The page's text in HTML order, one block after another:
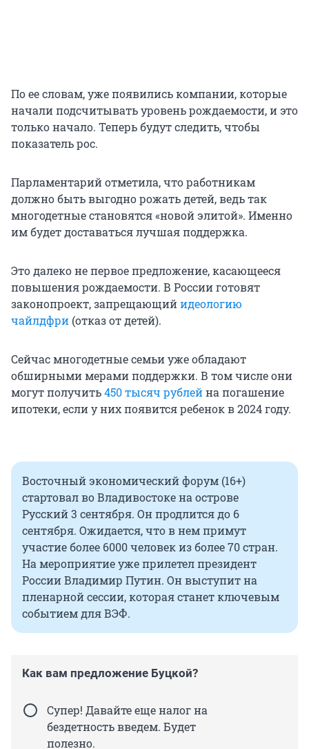
По ее словам, уже появились компании, которые
начали подсчитывать уровень рождаемости, и это
только начало. Теперь будут следить, чтобы
показатель рос.
Парламентарий отметила, что работникам
должно быть выгодно рожать детей, ведь так
многодетные становятся «новой элитой». Именно
им будет доставаться лучшая поддержка.
Это далеко не первое предложение, касающееся
повышения рождаемости. В России готовят
законопроект, запрещающийидеологию
чайлдфри (отказ от детей).
Сейчас многодетные семьи уже обладают
обширными мерами поддержки. В том числе они
могут получить450 тысяч рублейна погашение
ипотеки, если у них появится ребенок в 2024 году.
Восточный экономический форум (16+)
стартовал во Владивостоке на острове
Русский 3 сентября. Он продлится до 6
сентября. Ожидается, что в нем примут
участие более 6000 человек из более 70 стран.
На мероприятие уже прилетел президент
России Владимир Путин. Он выступит на
пленарной сессии, которая станет ключевым
событием для ВЭФ.
Как вам предложение Буцкой?
Супер! Давайте еще налог на
бездетность введем. Будет
полезно.